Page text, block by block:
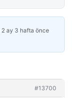
2 ay 3 hafta önce
#13700